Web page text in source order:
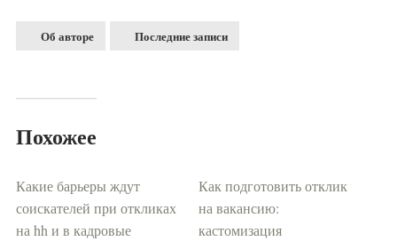
Об авторе Последние записи
Похожее
Какие барьеры ждут
соискателей при откликах
на hh и в кадровые
Как подготовить отклик
на вакансию:
кастомизация